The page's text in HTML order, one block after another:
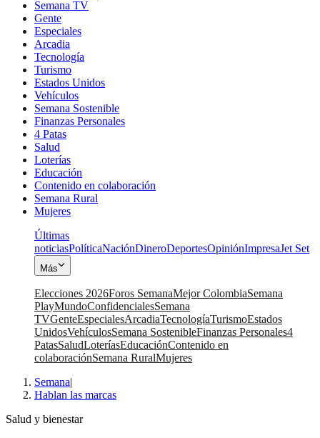
Semana TV
Gente
Especiales
Arcadia
Tecnología
Turismo
Estados Unidos
Vehículos
Semana Sostenible
Finanzas Personales
4 Patas
Salud
Loterías
Educación
Contenido en colaboración
Semana Rural
Mujeres
Últimas
noticiasPolíticaNaciónDineroDeportesOpiniónImpresaJet Set
Más
Elecciones 2026Foros SemanaMejor ColombiaSemana
PlayMundoConfidencialesSemana
TVGenteEspecialesArcadiaTecnologíaTurismoEstados
UnidosVehículosSemana SostenibleFinanzas Personales4
PatasSaludLoteríasEducaciónContenido en
colaboraciónSemana RuralMujeres
Semana|
Hablan las marcas
Salud y bienestar